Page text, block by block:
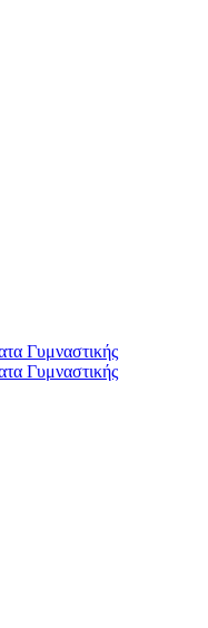
Γυμναστικής
Γυμναστικής